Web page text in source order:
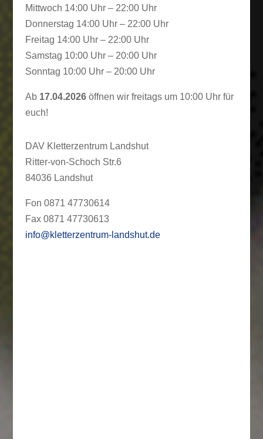
Mittwoch 14:00 Uhr – 22:00 Uhr
Donnerstag 14:00 Uhr – 22:00 Uhr
Freitag 14:00 Uhr – 22:00 Uhr
Samstag 10:00 Uhr – 20:00 Uhr
Sonntag 10:00 Uhr – 20:00 Uhr
Ab 17.04.2026öffnen wir freitags um 10:00 Uhr für
euch!
DAV Kletterzentrum Landshut
Ritter-von-Schoch Str.6
84036 Landshut
Fon 0871 47730614
Fax 0871 47730613
info@kletterzentrum-landshut.de